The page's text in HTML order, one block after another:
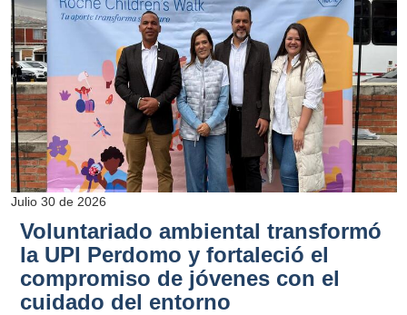
Julio 30 de 2026
Voluntariado ambiental transformó
la UPI Perdomo y fortaleció el
compromiso de jóvenes con el
cuidado del entorno